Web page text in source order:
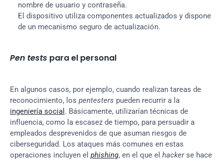
nombre de usuario y contraseña.
El dispositivo utiliza componentes actualizados y dispone
de un mecanismo seguro de actualización.
Pen tests para el personal
En algunos casos, por ejemplo, cuando realizan tareas de
reconocimiento, los pentesters
ingeniería social . Básicamente, utilizarían técnicas de
influencia, como la escasez de tiempo, para persuadir a
empleados desprevenidos de que asuman riesgos de
ciberseguridad. Los ataques más comunes en estas
operaciones incluyen el phishing, en el que el hacker se hace